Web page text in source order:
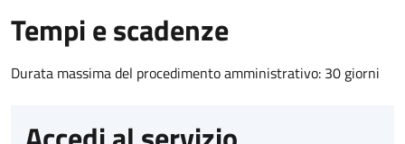
Tempi e scadenze
Durata massima del procedimento amministrativo: 30 giorni